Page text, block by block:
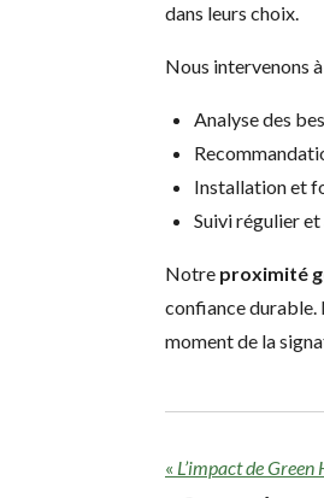
dans leurs choix.
Nous intervenons
Analyse des
Installation et
Suivi régulier
Notre proximité
confiance durable.
moment de la
« L’impact de